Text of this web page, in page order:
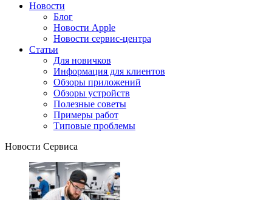
Новости
Блог
Новости Apple
Новости сервис-центра
Статьи
Для новичков
Информация для клиентов
Обзоры приложений
Обзоры устройств
Полезные советы
Примеры работ
Типовые проблемы
Новости Сервиса